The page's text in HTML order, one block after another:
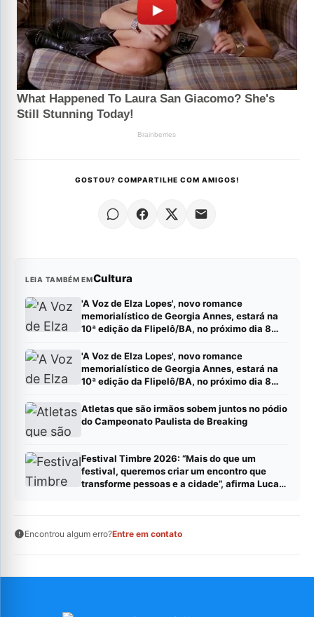
GOSTOU? COMPARTILHE COM AMIGOS!
LEIA TAMBÉM EMCultura
'A Voz de Elza Lopes', novo romance
memorialístico de Georgia Annes, estará na
10ª edição da Flipelô/BA, no próximo dia 8
'A Voz de Elza Lopes', novo romance
memorialístico de Georgia Annes, estará na
10ª edição da Flipelô/BA, no próximo dia 8
Atletas que são irmãos sobem juntos no pódio
do Campeonato Paulista de Breaking
Festival Timbre 2026: “Mais do que um
festival, queremos criar um encontro que
transforme pessoas e a cidade”, afirma Lucas
Encontrou algum erro?Entre em contato